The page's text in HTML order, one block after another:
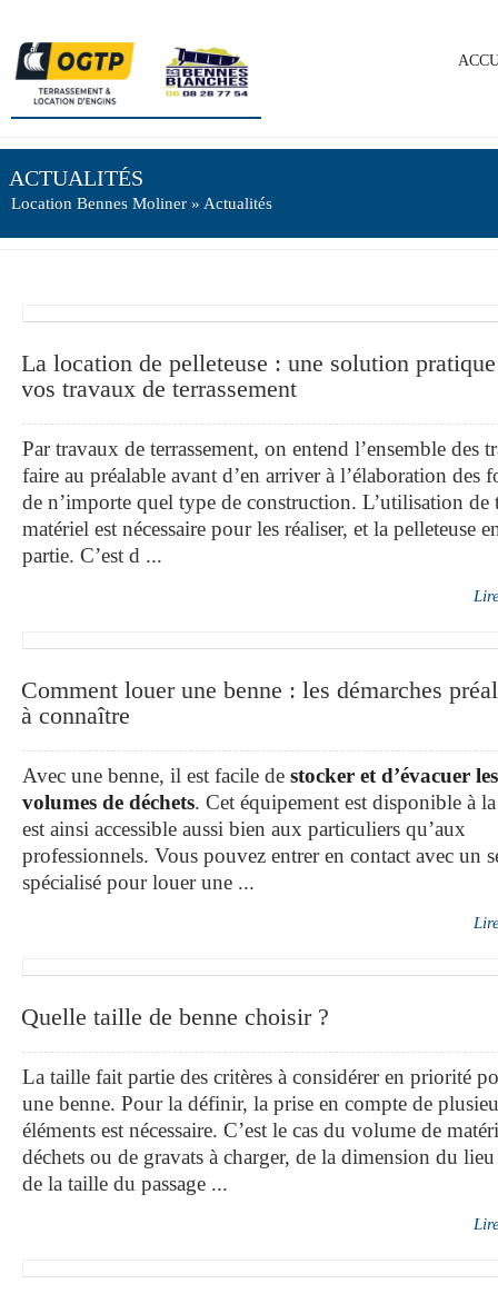
ACTUALITÉS
Location Bennes Moliner » Actualités
La location de pelleteuse : une solution
vos travaux de terrassement
Par travaux de terrassement, on entend l’ensemble des
faire au préalable avant d’en arriver à l’élaboration des
de n’importe quel type de construction. L’utilisation de
matériel est nécessaire pour les réaliser, et la pelleteuse
partie. C’est d ...
Comment louer une benne : les démarches
à connaître
Avec une benne, il est facile de stocker et d’évacuer
volumes de déchets. Cet équipement est disponible à
est ainsi accessible aussi bien aux particuliers qu’aux
professionnels. Vous pouvez entrer en contact avec un
spécialisé pour louer une ...
Quelle taille de benne choisir ?
La taille fait partie des critères à considérer en priorité
une benne. Pour la définir, la prise en compte de
éléments est nécessaire. C’est le cas du volume de
déchets ou de gravats à charger, de la dimension du
de la taille du passage ...